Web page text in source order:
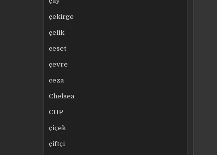
çekirge
çelik
ceset
çevre
ceza
Chelsea
CHP
çiçek
çiftçi